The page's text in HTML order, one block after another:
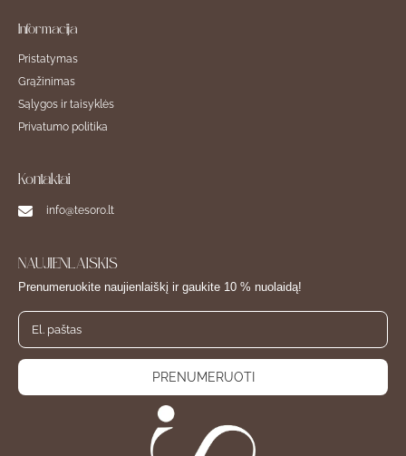
Informacija
Pristatymas
Grąžinimas
Sąlygos ir taisyklės
Privatumo politika
Kontaktai
info@tesoro.lt
NAUJIENLAIŠKIS
Prenumeruokite naujienlaiškį ir gaukite 10 % nuolaidą!
PRENUMERUOTI